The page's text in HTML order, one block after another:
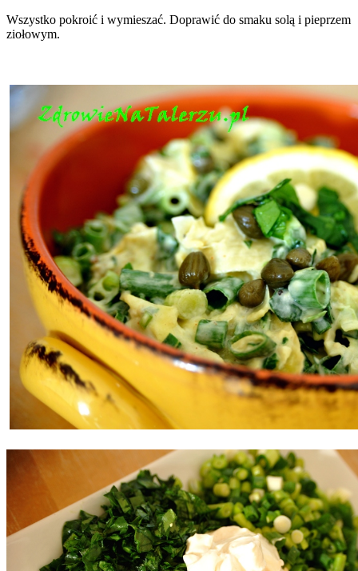
Wszystko pokroić i wymieszać. Doprawić do smaku solą i pieprzem
ziołowym.